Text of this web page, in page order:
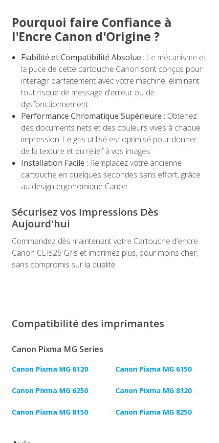
Pourquoi faire Confiance à
l'Encre Canon d'Origine ?
Fiabilité et Compatibilité Absolue : Le mécanisme et
la puce de cette cartouche Canon sont conçus pour
interagir parfaitement avec votre machine, éliminant
tout risque de message d'erreur ou de
dysfonctionnement.
Performance Chromatique Supérieure : Obtenez
des documents nets et des couleurs vives à chaque
impression. Le gris utilisé est optimisé pour donner
de la texture et du relief à vos images.
Installation Facile : Remplacez votre ancienne
cartouche en quelques secondes sans effort, grâce
au design ergonomique Canon.
Sécurisez vos Impressions Dès
Aujourd'hui
Commandez dès maintenant votre Cartouche d'encre
Canon CLI526 Gris et imprimez plus, pour moins cher,
sans compromis sur la qualité.
Compatibilité des imprimantes
Canon Pixma MG Series
Canon Pixma MG 6120 Canon Pixma MG 6150
Canon Pixma MG 6250 Canon Pixma MG 8120
Canon Pixma MG 8150 Canon Pixma MG 8250